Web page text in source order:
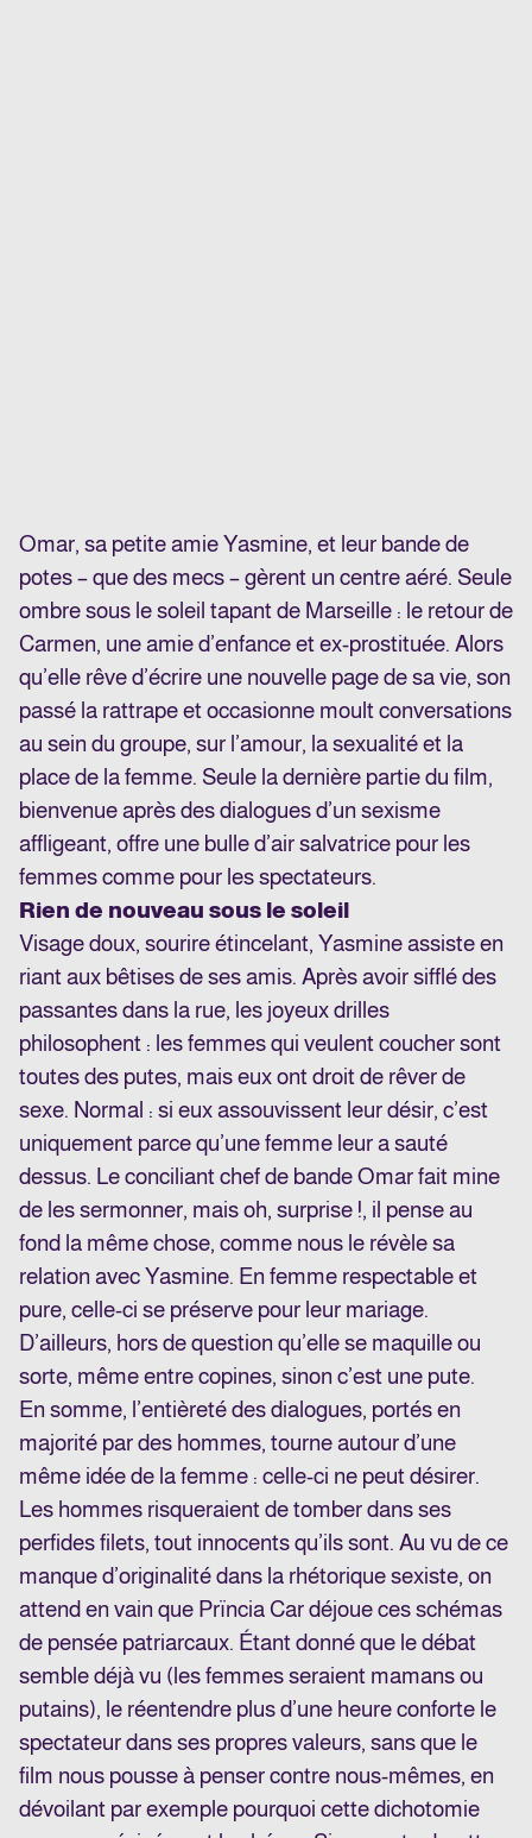
Omar, sa petite amie Yasmine, et leur bande de
potes – que des mecs – gèrent un centre aéré. Seule
ombre sous le soleil tapant de Marseille : le retour de
Carmen, une amie d’enfance et ex-prostituée. Alors
qu’elle rêve d’écrire une nouvelle page de sa vie, son
passé la rattrape et occasionne moult conversations
au sein du groupe, sur l’amour, la sexualité et la
place de la femme. Seule la dernière partie du film,
bienvenue après des dialogues d’un sexisme
affligeant, offre une bulle d’air salvatrice pour les
femmes comme pour les spectateurs.
Rien de nouveau sous le soleil
Visage doux, sourire étincelant, Yasmine assiste en
riant aux bêtises de ses amis. Après avoir sifflé des
passantes dans la rue, les joyeux drilles
philosophent : les femmes qui veulent coucher sont
toutes des putes, mais eux ont droit de rêver de
sexe. Normal : si eux assouvissent leur désir, c’est
uniquement parce qu’une femme leur a sauté
dessus. Le conciliant chef de bande Omar fait mine
de les sermonner, mais oh, surprise !, il pense au
fond la même chose, comme nous le révèle sa
relation avec Yasmine. En femme respectable et
pure, celle-ci se préserve pour leur mariage.
D’ailleurs, hors de question qu’elle se maquille ou
sorte, même entre copines, sinon c’est une pute.
En somme, l’entièreté des dialogues, portés en
majorité par des hommes, tourne autour d’une
même idée de la femme : celle-ci ne peut désirer.
Les hommes risqueraient de tomber dans ses
perfides filets, tout innocents qu’ils sont. Au vu de ce
manque d’originalité dans la rhétorique sexiste, on
attend en vain que Prïncia Car déjoue ces schémas
de pensée patriarcaux. Étant donné que le débat
semble déjà vu (les femmes seraient mamans ou
putains), le réentendre plus d’une heure conforte le
spectateur dans ses propres valeurs, sans que le
film nous pousse à penser contre nous-mêmes, en
dévoilant par exemple pourquoi cette dichotomie